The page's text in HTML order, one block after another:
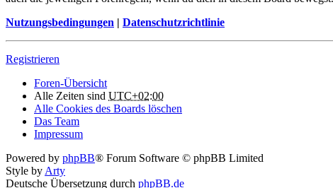
Nutzungsbedingungen | Datenschutzrichtlinie
Registrieren
Foren-Übersicht
Alle Zeiten sind UTC+02:00
Alle Cookies des Boards löschen
Das Team
Impressum
Powered by phpBB® Forum Software © phpBB Limited
Style byArty
Deutsche Übersetzung durch phpBB.de